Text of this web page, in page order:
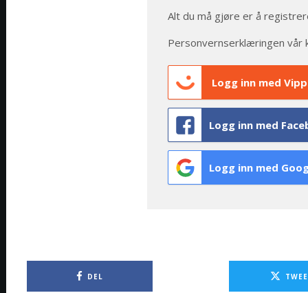
Alt du må gjøre er å
Personvernserklæringen vår
Logg inn med
Logg inn med
Logg inn med
DEL